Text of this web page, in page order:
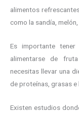
alimentos
como la sandía,
Es importante
alimentarse de
necesitas llevar una
de proteínas, grasas
Existen estudios